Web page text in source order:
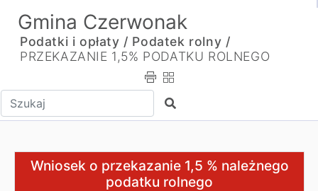
Gmina Czerwonak
Podatki i opłaty / Podatek rolny /
PRZEKAZANIE 1,5% PODATKU ROLNEGO
Wpisz tekst do wyszukania Szukaj
Wniosek o przekazanie 1,5 % należnego podatku
Wniosek o przekazanie 1,5 % należnego
podatku rolnego